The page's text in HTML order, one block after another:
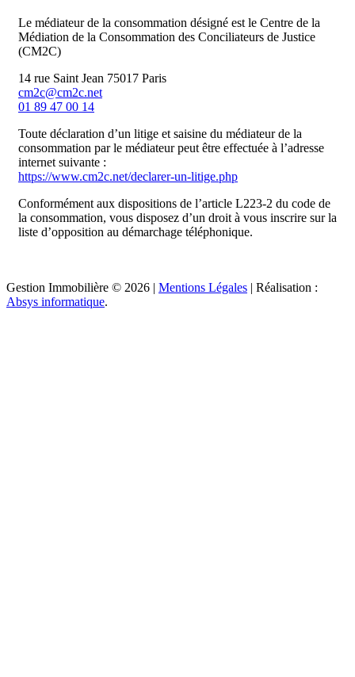
Le médiateur de la consommation désigné est le Centre de la
Médiation de la Consommation des Conciliateurs de Justice
(CM2C)
14 rue Saint Jean 75017 Paris
cm2c@cm2c.net
01 89 47 00 14
Toute déclaration d’un litige et saisine du médiateur de la
consommation par le médiateur peut être effectuée à l’adresse
internet suivante :
https://www.cm2c.net/declarer-un-litige.php
Conformément aux dispositions de l’article L223-2 du code de
la consommation, vous disposez d’un droit à vous inscrire sur la
liste d’opposition au démarchage téléphonique.
Gestion Immobilière © 2026 | Mentions Légales | Réalisation :
Absys informatique.